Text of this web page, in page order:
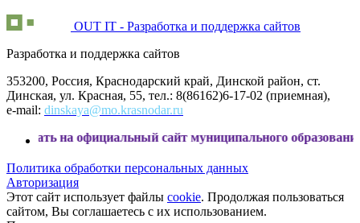
OUT IT - Разработка и поддержка сайтов
Разработка и поддержка сайтов
353200, Россия, Краснодарский край, Динской район, ст.
Динская, ул. Красная, 55, тел.: 8(86162)6-17-02 (приемная),
e-mail: dinskaya@mo.krasnodar.ru
сайт муниципального образования Динской
Политика обработки персональных данных
Авторизация
Этот сайт использует файлы cookie. Продолжая пользоваться
сайтом, Вы соглашаетесь с их использованием.